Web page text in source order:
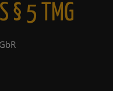
§ 5 TMG